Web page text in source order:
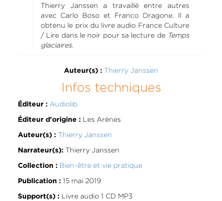
Thierry Janssen a travaillé entre autres
avec Carlo Boso et Franco Dragone. Il a
obtenu le prix du livre audio France Culture
/ Lire dans le noir pour sa lecture de Temps
glaciaires.
Auteur(s) : Thierry Janssen
Infos techniques
Éditeur : Audiolib
Éditeur d'origine :Les Arènes
Auteur(s) : Thierry Janssen
Narrateur(s):Thierry Janssen
Collection : Bien-être et vie pratique
Publication :15 mai 2019
Support(s) :Livre audio 1 CD MP3